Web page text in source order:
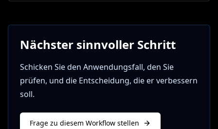
Nächster sinnvoller Schritt
Schicken Sie den Anwendungsfall, den Sie
prüfen, und die Entscheidung, die er verbessern
soll.
Frage zu diesem Workflow stellen